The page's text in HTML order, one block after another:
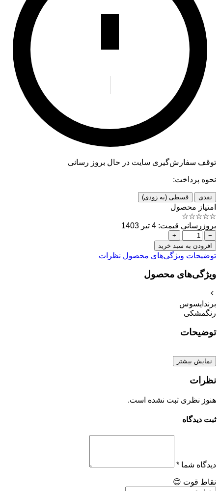
توقف سفارش‌گیری سایت در حال بروز رسانی
نحوه پرداخت:
نقدی قسطی (به زودی)
امتیاز محصول
☆
☆
☆
☆
☆
بروزرسانی قیمت: 4 تیر 1403
−
+
افزودن به سبد خرید
توضیحات ویژگی‌های محصول نظرات
ویژگی‌های محصول
برند ایسوس
رنگمشکی
توضیحات
نمایش بیشتر
نظرات
هنوز نظری ثبت نشده است.
ثبت دیدگاه
دیدگاه شما *
نقاط قوت 😊